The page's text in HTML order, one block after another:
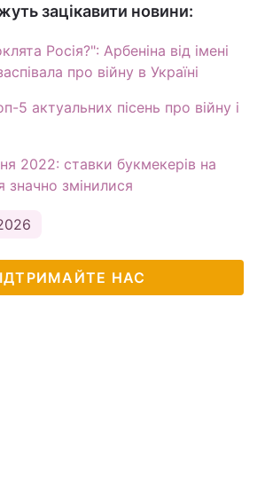
зацікавити новини:
Росія?": Арбеніна від імені
про війну в Україні
5 актуальних пісень про війну і
2022: ставки букмекерів на
змінилися
НАС